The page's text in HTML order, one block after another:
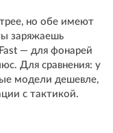
но обе имеют
заряжаешь
— для фонарей
Для сравнения: у
модели дешевле,
с тактикой.